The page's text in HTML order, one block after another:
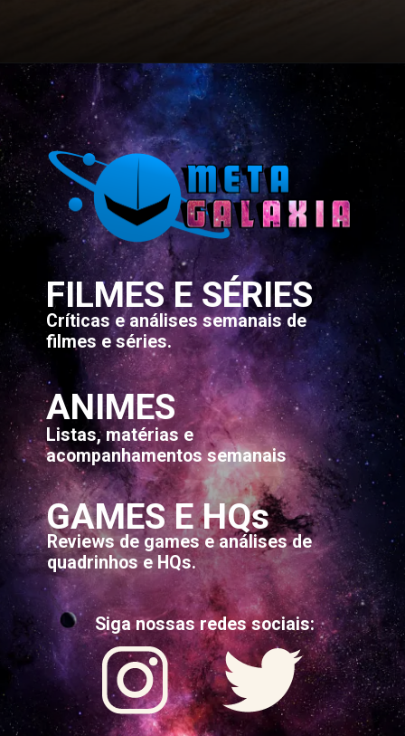
Opening
FILMES E SÉRIES
Críticas e análises semanais de
filmes e séries.
ANIMES
Listas, matérias e
acompanhamentos semanais
GAMES E HQs
Reviews de games e análises de
quadrinhos e HQs.
Siga nossas redes sociais: